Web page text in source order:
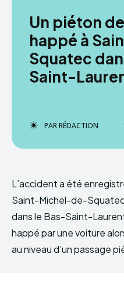
Un piéton
happé à
Squatec
Saint-
PARRÉDACTION
L’accident a été
Saint-Michel-de-
dans le Bas-Saint-
happé par une voiture
au niveau d’un passage